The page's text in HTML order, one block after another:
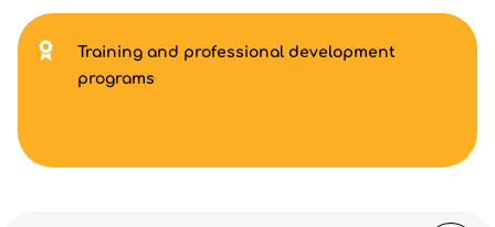
Training and professional development
programs